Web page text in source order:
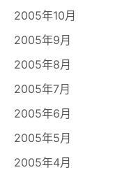
2005年10月
2005年9月
2005年8月
2005年7月
2005年6月
2005年5月
2005年4月